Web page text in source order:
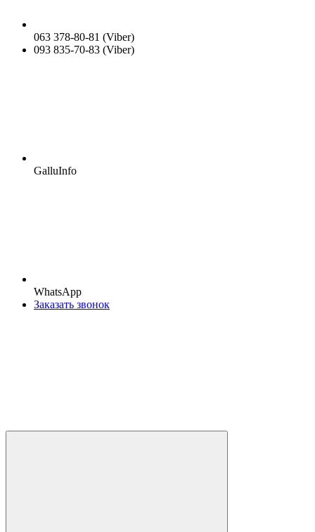
063 378-80-81 (Viber)
093 835-70-83 (Viber)
GalluInfo
WhatsApp
Заказать звонок